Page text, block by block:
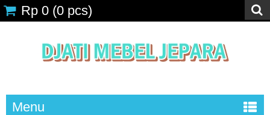
Rp 0 (0 pcs)
Menu